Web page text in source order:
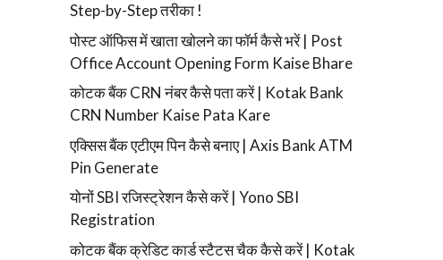
Step-by-Step तरीका !
पोस्ट ऑफिस में खाता खोलने का फॉर्म कैसे भरें | Post
Office Account Opening Form Kaise Bhare
कोटक बैंक CRN नंबर कैसे पता करें | Kotak Bank
CRN Number Kaise Pata Kare
एक्सिस बैंक एटीएम पिन कैसे बनाए | Axis Bank ATM
Pin Generate
योनों SBI रजिस्ट्रेशन कैसे करें | Yono SBI
Registration
कोटक बैंक क्रेडिट कार्ड स्टैटस चैक कैसे करें | Kotak